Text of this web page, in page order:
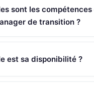
sont les
de transition ?
RH possède une
est sa disponibilité ?